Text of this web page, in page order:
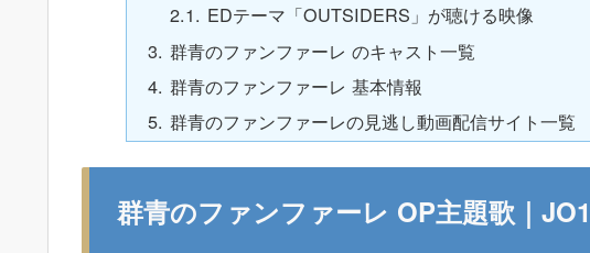
EDテーマ「OUTSIDERS」が聴ける映像
群青のファンファーレ のキャスト一覧
群青のファンファーレ 基本情報
群青のファンファーレの見逃し動画配信サイト一覧
群青のファンファーレ OP主題歌｜JO1